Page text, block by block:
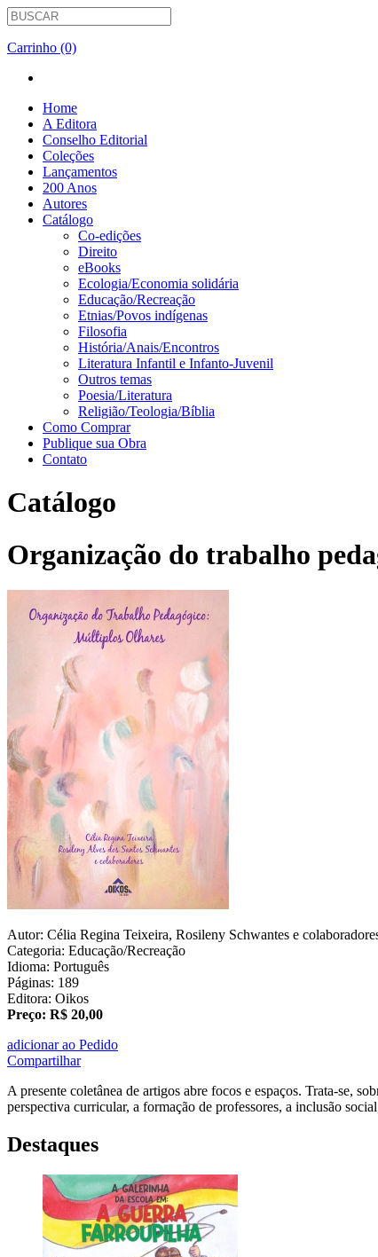
Carrinho (0)
Home
A Editora
Conselho Editorial
Coleções
Lançamentos
200 Anos
Autores
Catálogo
Co-edições
Direito
eBooks
Ecologia/Economia solidária
Educação/Recreação
Etnias/Povos indígenas
Filosofia
História/Anais/Encontros
Literatura Infantil e Infanto-Juvenil
Outros temas
Poesia/Literatura
Religião/Teologia/Bíblia
Como Comprar
Publique sua Obra
Contato
Catálogo
Organização do trabalho
Autor: Célia Regina Teixeira, Rosileny Schwantes e
Categoria: Educação/Recreação
Idioma: Português
Páginas: 189
Editora: Oikos
Preço: R$ 20,00
adicionar ao Pedido
Compartilhar
A presente coletânea de artigos abre focos e espaços. Trata-se,
perspectiva curricular, a formação de professores, a inclusão
Destaques